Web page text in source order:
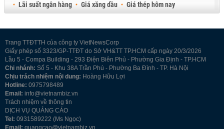
Lãi suất ngân hàng
Giá xăng dầu
Giá thép hôm nay
Trang TTĐTTH của công ty VietNewsCorp
Giấy phép số 3323/GP-TTĐT do Sở VH&TT TP.HCM cấp ngày 20/3/2026
Lầu 5 - Compa Building - 293 Điện Biên Phủ - Phường Gia Định - TP.HCM
Chi nhánh: Số 5 - Khu 38A Trần Phú - Phường Ba Đình - TP. Hà Nội
Chịu trách nhiệm nội dung: Hoàng Hữu Lợi
Hotline: 0975798489
Email: info@vietnambiz.vn
Trách nhiệm về thông tin
DỊCH VỤ QUẢNG CÁO
Tel: 0931589222 (Ms Ngọc)
Email: quangcao@vietnambiz.vn